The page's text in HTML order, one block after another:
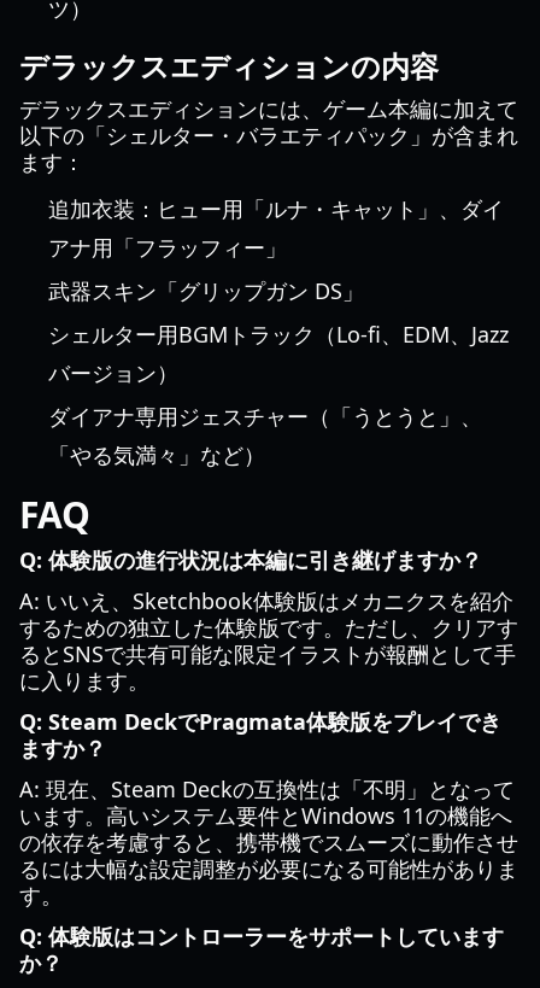
ツ）
デラックスエディションの内容
デラックスエディションには、ゲーム本編に加えて
以下の「シェルター・バラエティパック」が含まれ
ます：
追加衣装：ヒュー用「ルナ・キャット」、ダイ
アナ用「フラッフィー」
武器スキン「グリップガン DS」
シェルター用BGMトラック（Lo-fi、EDM、Jazz
バージョン）
ダイアナ専用ジェスチャー（「うとうと」、
「やる気満々」など）
FAQ
Q: 体験版の進行状況は本編に引き継げますか？
A: いいえ、Sketchbook体験版はメカニクスを紹介
するための独立した体験版です。ただし、クリアす
るとSNSで共有可能な限定イラストが報酬として手
に入ります。
Q: Steam DeckでPragmata体験版をプレイでき
ますか？
A: 現在、Steam Deckの互換性は「不明」となって
います。高いシステム要件とWindows 11の機能へ
の依存を考慮すると、携帯機でスムーズに動作させ
るには大幅な設定調整が必要になる可能性がありま
す。
Q: 体験版はコントローラーをサポートしています
か？